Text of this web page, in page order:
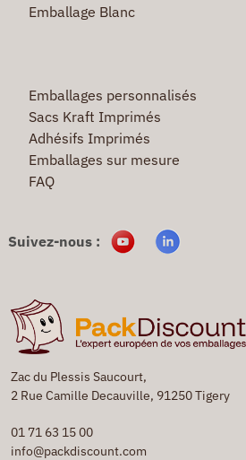
Zac du Plessis Saucourt,
2 Rue Camille Decauville, 91250 Tigery
01 71 63 15 00
info@packdiscount.com
Emballage Blanc
Emballages personnalisés
Sacs Kraft Imprimés
Adhésifs Imprimés
Emballages sur mesure
FAQ
Suivez-nous :